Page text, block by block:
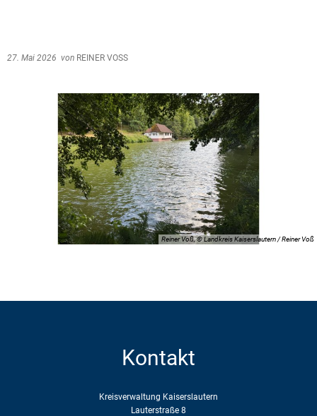
27. Mai 2026 von REINER VOSS
Reiner Voß, © Landkreis Kaiserslautern / Reiner Voß
Kontakt
Kreisverwaltung Kaiserslautern
Lauterstraße 8